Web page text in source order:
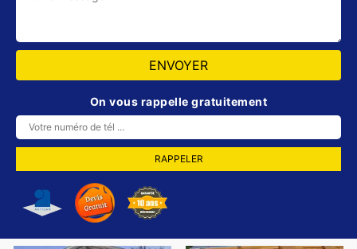
On vous rappelle gratuitement